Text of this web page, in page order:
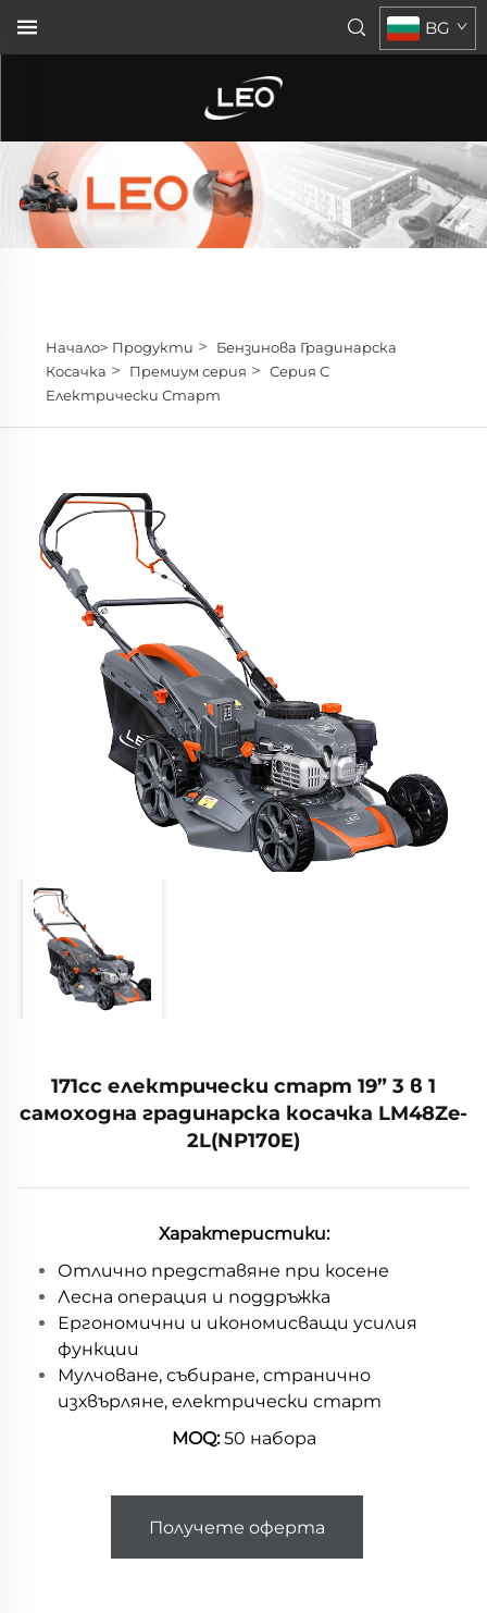
BG
Начало> Продукти >
Бензинова Градинарска
Косачка > Премиум серия > Серия С
Електрически Старт
171cc електрически старт 19” 3 в 1
самоходна градинарска косачка LM48Ze-
2L(NP170E)
Характеристики:
Отлично представяне при косене
Лесна операция и поддръжка
Ергономични и икономисващи усилия
функции
Мулчоване, събиране, странично
изхвърляне, електрически старт
MOQ:50 набора
Получете оферта